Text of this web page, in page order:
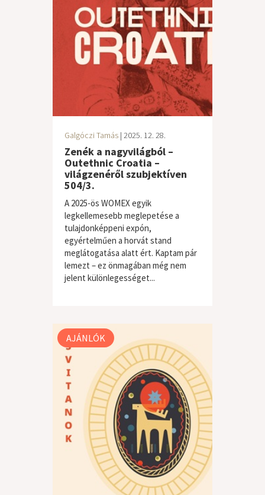
Galgóczi Tamás | 2025. 12. 28.
Zenék a nagyvilágból –
Outethnic Croatia –
világzenéről szubjektíven
504/3.
A 2025-ös WOMEX egyik
legkellemesebb meglepetése a
tulajdonképpeni expón,
egyértelműen a horvát stand
meglátogatása alatt ért. Kaptam pár
lemezt – ez önmagában még nem
jelent különlegességet...
világzene / folk
AJÁNLÓK